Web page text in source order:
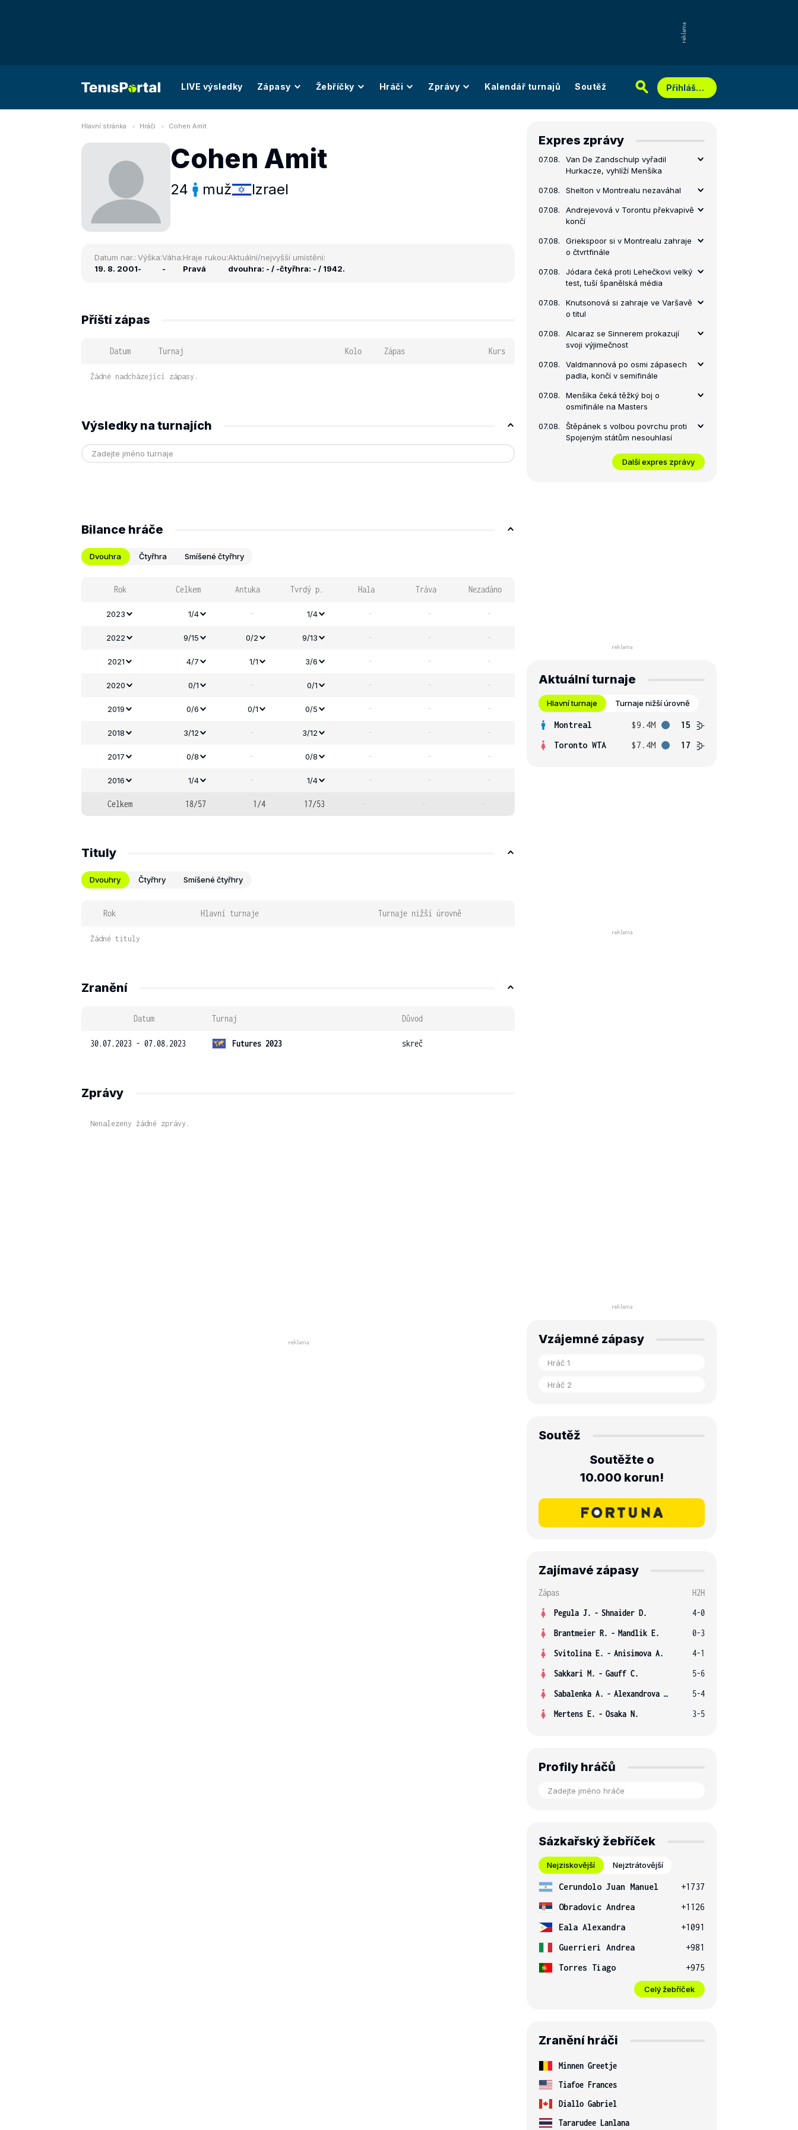
LIVE výsledky Zápasy Žebříčky Hráči Zprávy Kalendář turnajů Soutěž Přihlášení
Hlavní stránka Hráči Cohen Amit
Cohen Amit
24 muž Izrael
Datum nar.:
19. 8. 2001
Výška:
-
Váha:
-
Hraje rukou:
Pravá
Aktuální/nejvyšší umístění:
dvouhra: - / -čtyřhra: - / 1942.
Příští zápas
Datum Turnaj Kolo Zápas Kurs
Žádné nadcházející zápasy.
Výsledky na turnajích
Bilance hráče
Dvouhra Čtyřhra Smíšené čtyřhry
Rok Celkem Antuka Tvrdý p. Hala Tráva Nezadáno
2023 1/4 - 1/4 - - -
2022 9/15 0/2 9/13 - - -
2021 4/7 1/1 3/6 - - -
2020 0/1 - 0/1 - - -
2019 0/6 0/1 0/5 - - -
2018 3/12 - 3/12 - - -
2017 0/8 - 0/8 - - -
2016 1/4 - 1/4 - - -
Celkem 18/57 1/4 17/53 - - -
Tituly
Dvouhry Čtyřhry Smíšené čtyřhry
Rok Hlavní turnaje Turnaje nižší úrovně
Žádné tituly
Zranění
Datum Turnaj Důvod
30.07.2023 - 07.08.2023 Futures 2023 skreč
Zprávy
Nenalezeny žádné zprávy.
Expres zprávy
07.08.
Van De Zandschulp vyřadil
Hurkacze, vyhlíží Menšíka
07.08. Shelton v Montrealu nezaváhal
07.08.
Andrejevová v Torontu překvapivě
končí
07.08.
Griekspoor si v Montrealu zahraje
o čtvrtfinále
07.08.
Jódara čeká proti Lehečkovi velký
test, tuší španělská média
07.08.
Knutsonová si zahraje ve Varšavě
o titul
07.08.
Alcaraz se Sinnerem prokazují
svoji výjimečnost
07.08.
Valdmannová po osmi zápasech
padla, končí v semifinále
07.08.
Menšíka čeká těžký boj o
osmifinále na Masters
07.08.
Štěpánek s volbou povrchu proti
Spojeným státům nesouhlasí
Další expres zprávy
Aktuální turnaje
Hlavní turnaje Turnaje nižší úrovně
Montreal $9.4M
15
Toronto WTA
$7.4M 17
Vzájemné zápasy
Soutěž
Soutěžte o
10.000 korun!
Zajímavé zápasy
Zápas
H2H
Pegula J. - Shnaider D.
4-0
Brantmeier R. - Mandlik E.
0-3
Svitolina E. - Anisimova A.
4-1
Sakkari M. - Gauff C.
5-6
Sabalenka A. - Alexandrova E.
5-4
Mertens E. - Osaka N. 3-5
Profily hráčů
Sázkařský žebříček
Nejziskovější Nejztrátovější
Cerundolo Juan Manuel
+1737
Obradovic Andrea
+1126
Eala Alexandra
+1091
Guerrieri Andrea
+981
Torres Tiago
+975
Celý žebříček
Zranění hráči
Minnen Greetje
Tiafoe Frances
Diallo Gabriel
Tararudee Lanlana